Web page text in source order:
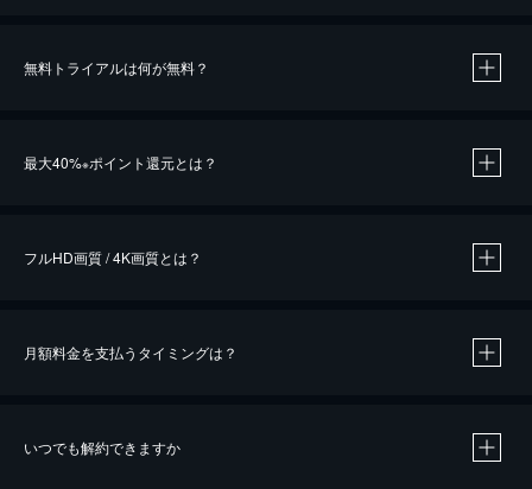
無料トライアルは何が無料？
最大40%※ポイント還元とは？
※40％ポイント還元の対象は、クレジットカード決済による作品の購入 / レンタルです。
iOSアプリのUコイン決済による作品の購入 / レンタルは、20％のポイント還元です。
フルHD画質 / 4K画質とは？
月額料金を支払うタイミングは？
いつでも解約できますか